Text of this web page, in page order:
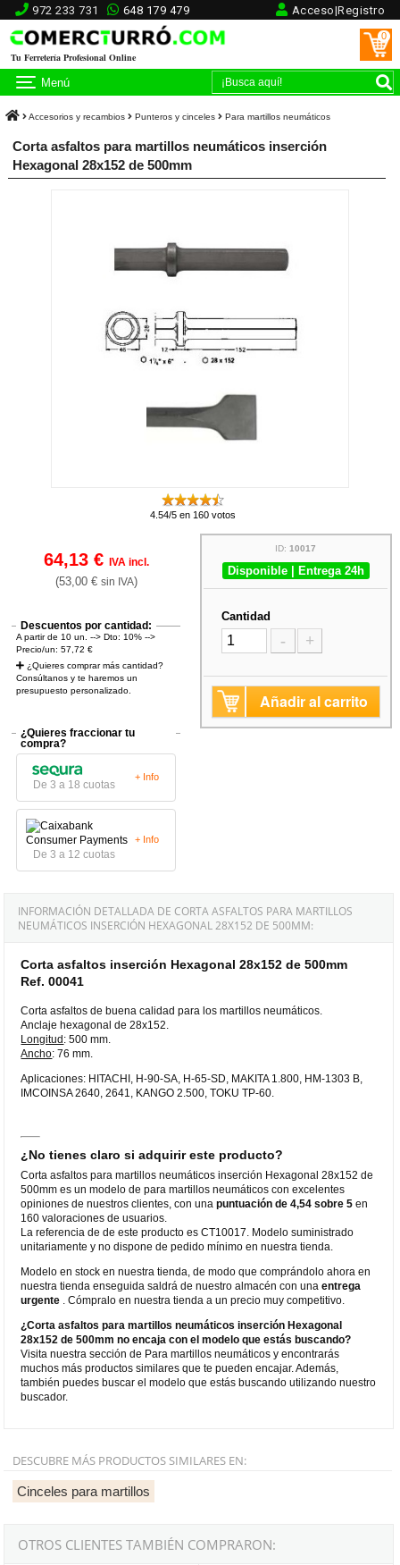
972 233 731 648 179 479 Acceso|Registro
Tu Ferretería Profesional Online
0
Menú
Accesorios y recambios Punteros y cinceles Para martillos neumáticos
Corta asfaltos para martillos neumáticos inserción
Hexagonal 28x152 de 500mm
4.54/5 en 160 votos
64,13 € IVA incl.
(53,00 € sin IVA)
Descuentos por cantidad:
A partir de 10 un. --> Dto: 10% -->
Precio/un: 57,72 €
¿Quieres comprar más cantidad?
Consúltanos y te haremos un
presupuesto personalizado.
¿Quieres fraccionar tu
compra?
De 3 a 18 cuotas
+ Info
De 3 a 12 cuotas
+ Info
ID:10017
Disponible | Entrega 24h
Cantidad
- +
Añadir al carrito
INFORMACIÓN DETALLADA DE CORTA ASFALTOS PARA MARTILLOS
NEUMÁTICOS INSERCIÓN HEXAGONAL 28X152 DE 500MM:
Corta asfaltos inserción Hexagonal 28x152 de 500mm
Ref. 00041
Corta asfaltos de buena calidad para los martillos neumáticos.
Anclaje hexagonal de 28x152.
Longitud: 500 mm.
Ancho: 76 mm.
Aplicaciones: HITACHI, H-90-SA, H-65-SD, MAKITA 1.800, HM-1303 B,
IMCOINSA 2640, 2641, KANGO 2.500, TOKU TP-60.
¿No tienes claro si adquirir este producto?
Corta asfaltos para martillos neumáticos inserción Hexagonal 28x152 de
500mm es un modelo de para martillos neumáticos con excelentes
opiniones de nuestros clientes, con unapuntuación de 4,54 sobre 5 en
160 valoraciones de usuarios.
La referencia de de este producto es CT10017. Modelo suministrado
unitariamente y no dispone de pedido mínimo en nuestra tienda.
Modelo en stock en nuestra tienda, de modo que comprándolo ahora en
nuestra tienda enseguida saldrá de nuestro almacén con unaentrega
urgente . Cómpralo en nuestra tienda a un precio muy competitivo.
¿Corta asfaltos para martillos neumáticos inserción Hexagonal
28x152 de 500mm no encaja con el modelo que estás buscando?
Visita nuestra sección de Para martillos neumáticos y encontrarás
muchos más productos similares que te pueden encajar. Además,
también puedes buscar el modelo que estás buscando utilizando nuestro
buscador.
DESCUBRE MÁS PRODUCTOS SIMILARES EN:
Cinceles para martillos
OTROS CLIENTES TAMBIÉN COMPRARON: